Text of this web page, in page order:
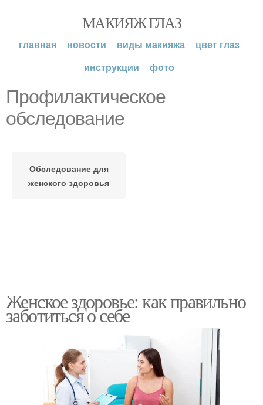
МАКИЯЖ ГЛАЗ
главная новости виды макияжа
цвет глаз
инструкции
фото
Профилактическое
обследование
Обследование для
женского здоровья
Женское здоровье: как правильно
заботиться о себе